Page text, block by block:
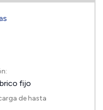
fijo
de hasta